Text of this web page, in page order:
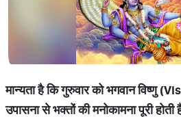
मान्यता है कि गुरुवार को भगवान विष्णु
उपासना से भक्तों की मनोकामना पूरी